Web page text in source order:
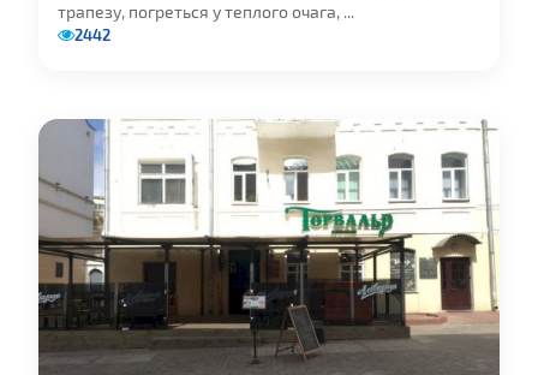
трапезу, погреться у теплого очага, ...
2442